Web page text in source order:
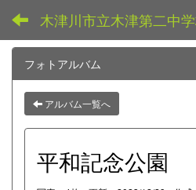
木津川市立木津第二中
フォトアルバム
アルバム一覧へ
平和記念公園